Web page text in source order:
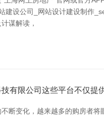
建设公司_网站设计建设制作
谋解读，
有限公司这些平台不仅提
断变化，越来越多的购房者